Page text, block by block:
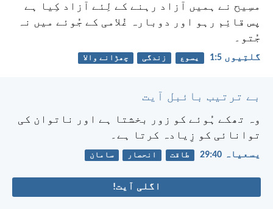
مسِیح نے ہمیں آزاد رہنے کے لِئے آزاد کِیا ہے
پس قائِم رہو اور دوبارہ غُلامی کے جُوئے میں نہ
جُتو۔
گلتِیوں 5:‏1 یسوع زندگی چھڑانے والا
بے ترتیب بائبل آیت
وہ تھکے ہُوئے کو زور بخشتا ہے اور ناتوان کی
توانائی کو زِیادہ کرتا ہے۔
یسعیاہ 40:‏29 طاقت انحصار سامان
اگلی آیت!